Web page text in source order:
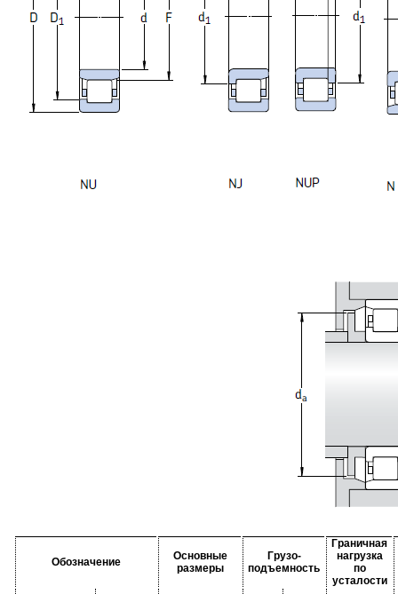
Обозначение
Основные
размеры
Грузо-
подъемность
Граничная
нагрузка
по
усталости